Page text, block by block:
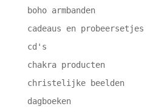
boho armbanden
cadeaus en probeersetjes
cd's
chakra producten
christelijke beelden
dagboeken